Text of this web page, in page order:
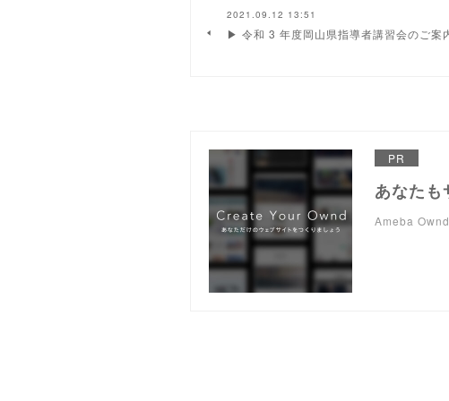
2021.09.12 13:51
▶ 令和 3 年度岡山県指導者講習会のご案
PR
あなたも
Ameba Ownd